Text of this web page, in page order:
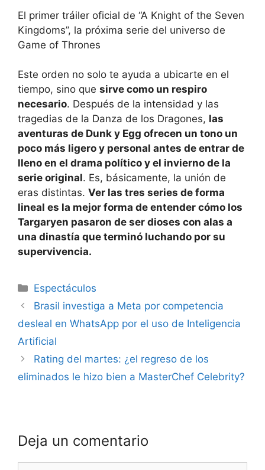
El primer tráiler oficial de “A Knight of the Seven
Kingdoms”, la próxima serie del universo de
Game of Thrones
Este orden no solo te ayuda a ubicarte en el
tiempo, sino que sirve como un respiro
necesario. Después de la intensidad y las
tragedias de la Danza de los Dragones, las
aventuras de Dunk y Egg ofrecen un tono un
poco más ligero y personal antes de entrar de
lleno en el drama político y el invierno de la
serie original. Es, básicamente, la unión de
eras distintas. Ver las tres series de forma
lineal es la mejor forma de entender cómo los
Targaryen pasaron de ser dioses con alas a
una dinastía que terminó luchando por su
supervivencia.
Espectáculos
Brasil investiga a Meta por competencia
desleal en WhatsApp por el uso de Inteligencia
Artificial
Rating del martes: ¿el regreso de los
eliminados le hizo bien a MasterChef Celebrity?
Deja un comentario